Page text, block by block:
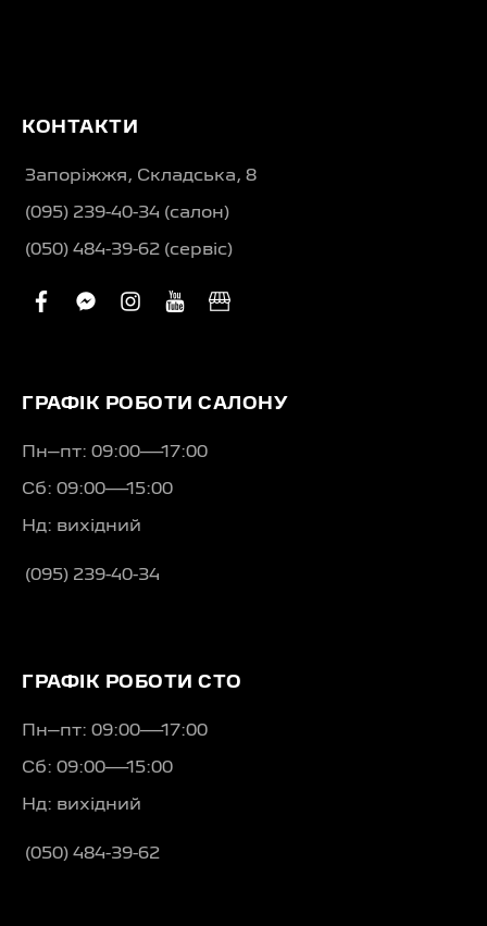
КОНТАКТИ
Запоріжжя, Складська, 8
(095) 239-40-34 (салон)
(050) 484-39-62 (сервіс)
facebook
facebook-
instagram
youtube
business
ГРАФІК РОБОТИ САЛОНУ
Пн–пт: 09:00—17:00
Сб: 09:00—15:00
Нд: вихідний
(095) 239-40-34
ГРАФІК РОБОТИ СТО
Пн–пт: 09:00—17:00
Сб: 09:00—15:00
Нд: вихідний
(050) 484-39-62